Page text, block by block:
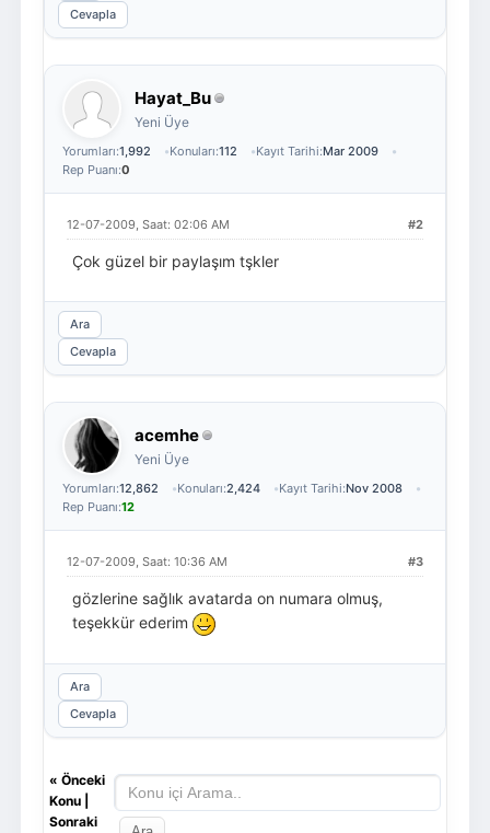
Cevapla
Hayat_Bu
Yeni Üye
Yorumları:1,992 Konuları:112 Kayıt Tarihi:Mar 2009
Rep Puanı:0
#2
12-07-2009, Saat: 02:06 AM
Çok güzel bir paylaşım tşkler
Ara
Cevapla
acemhe
Yeni Üye
Yorumları:12,862 Konuları:2,424 Kayıt Tarihi:Nov 2008
Rep Puanı:12
#3
12-07-2009, Saat: 10:36 AM
gözlerine sağlık avatarda on numara olmuş,
teşekkür ederim
Ara
Cevapla
« Önceki
Konu|
Sonraki